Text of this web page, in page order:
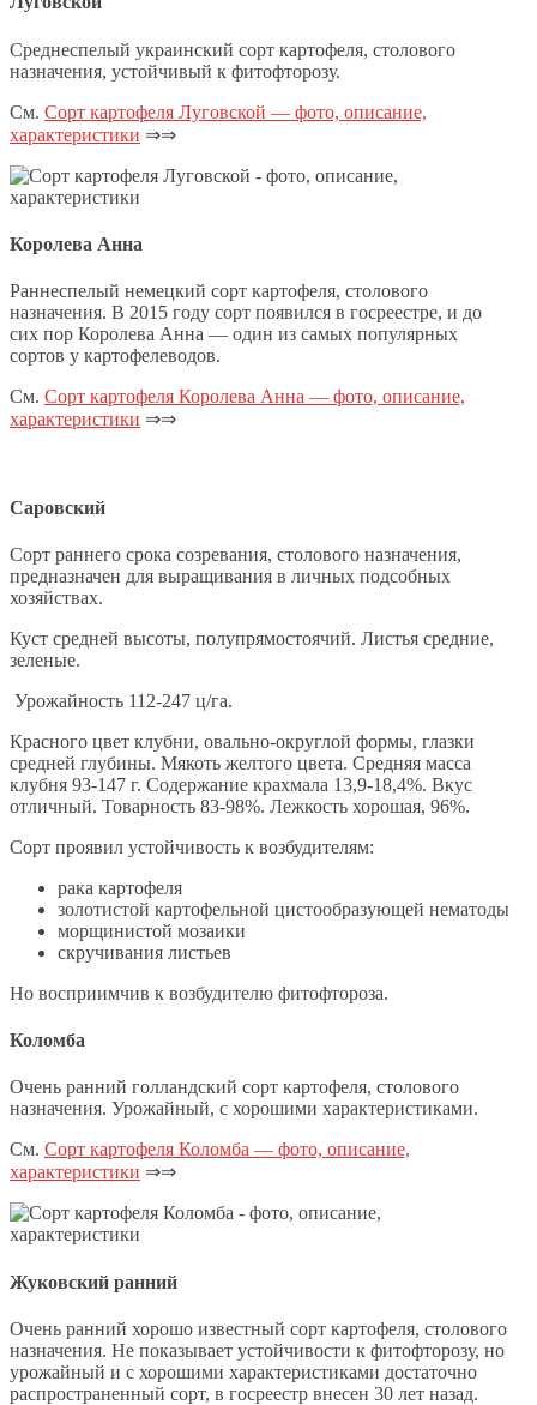
Среднеспелый украинский сорт картофеля, столового
назначения, устойчивый к фитофторозу.
См. Сорт картофеля Луговской — фото, описание,
характеристики ⇒⇒
Королева Анна
Раннеспелый немецкий сорт картофеля, столового
назначения. В 2015 году сорт появился в госреестре, и до
сих пор Королева Анна — один из самых популярных
сортов у картофелеводов.
См. Сорт картофеля Королева Анна — фото, описание,
характеристики ⇒⇒
Саровский
Сорт раннего срока созревания, столового назначения,
предназначен для выращивания в личных подсобных
хозяйствах.
Куст средней высоты, полупрямостоячий. Листья средние,
зеленые.
Урожайность 112-247 ц/га.
Красного цвет клубни, овально-округлой формы, глазки
средней глубины. Мякоть желтого цвета. Средняя масса
клубня 93-147 г. Содержание крахмала 13,9-18,4%. Вкус
отличный. Товарность 83-98%. Лежкость хорошая, 96%.
Сорт проявил устойчивость к возбудителям:
рака картофеля
золотистой картофельной цистообразующей нематоды
морщинистой мозаики
скручивания листьев
Но восприимчив к возбудителю фитофтороза.
Коломба
Очень ранний голландский сорт картофеля, столового
назначения. Урожайный, с хорошими характеристиками.
См. Сорт картофеля Коломба — фото, описание,
характеристики ⇒⇒
Жуковский ранний
Очень ранний хорошо известный сорт картофеля, столового
назначения. Не показывает устойчивости к фитофторозу, но
урожайный и с хорошими характеристиками достаточно
распространенный сорт, в госреестр внесен 30 лет назад.